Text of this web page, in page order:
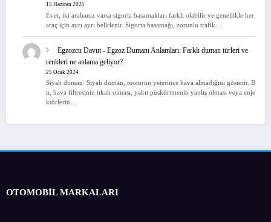
15 Haziran 2025
Evet, iki arabanız varsa sigorta basamakları farklı olabilir ve genellikle her
araç için ayrı ayrı belirlenir. Sigorta basamağı, zorunlu trafik…
Egzozcu Davut - Egzoz Dumanı Anlamları: Farklı duman türleri ve
renkleri ne anlama geliyor?
25 Ocak 2024
Siyah duman: Siyah duman, motorun yeterince hava almadığını gösterir. B
u, hava filtresinin tıkalı olması, yakıt püskürtmenin yanlış olması veya enje
ktörlerin…
OTOMOBİL MARKALARI